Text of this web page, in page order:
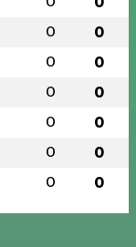
0 0
0 0
0 0
0 0
0 0
0 0